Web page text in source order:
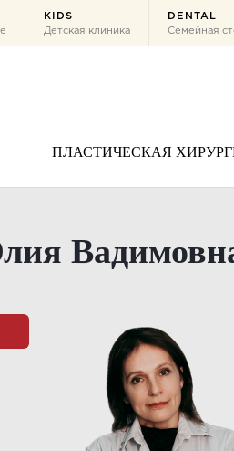
KIDS
Детская клиника
DENTAL
Семейная
ПЛАСТИЧЕСКАЯ